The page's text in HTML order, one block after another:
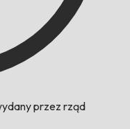
przez rząd